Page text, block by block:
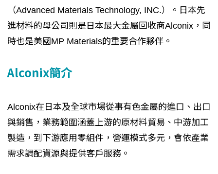
（Advanced Materials Technology, INC.）。日本先
進材料的母公司則是日本最大金屬回收商Alconix，同
時也是美國MP Materials的重要合作夥伴。
Alconix簡介
Alconix在日本及全球市場從事有色金屬的進口、出口
與銷售，業務範圍涵蓋上游的原材料貿易、中游加工
製造，到下游應用零組件，營運模式多元，會依產業
需求調配資源與提供客戶服務。